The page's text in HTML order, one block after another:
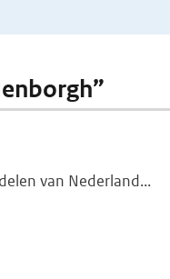
van Nederland...